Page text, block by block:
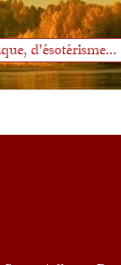
d'ésotérisme...